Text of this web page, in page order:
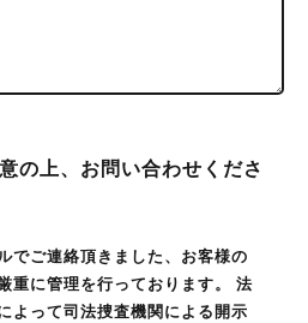
の上、お問い合わせくださ
でご連絡頂きました、お客様の
重に管理を行っております。 法
よって司法捜査機関による開示